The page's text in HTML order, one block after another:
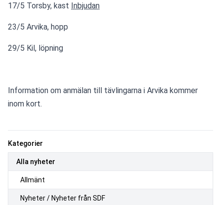
Kategorier
Alla nyheter
Allmänt
Nyheter / Nyheter från SDF
17/5 Torsby, kast Inbjudan
23/5 Arvika, hopp
29/5 Kil, löpning
Information om anmälan till tävlingarna i Arvika kommer
inom kort.